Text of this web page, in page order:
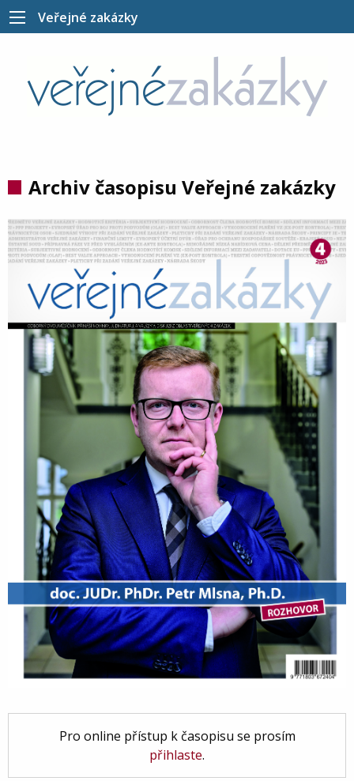
Veřejné zakázky
Archiv časopisu Veřejné zakázky
Pro online přístup k časopisu se prosím
přihlaste.